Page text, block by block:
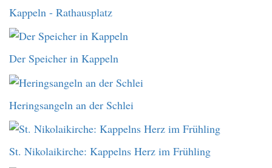
Kappeln - Rathausplatz
Der Speicher in Kappeln
Heringsangeln an der Schlei
St. Nikolaikirche: Kappelns Herz im Frühling